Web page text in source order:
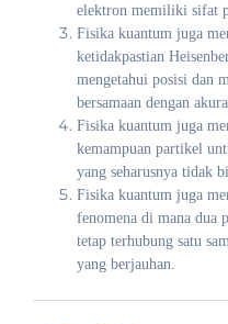
elektron memiliki sifat
Fisika kuantum juga
ketidakpastian
mengetahui posisi dan
bersamaan dengan
Fisika kuantum juga
kemampuan partikel
yang seharusnya tidak
Fisika kuantum juga
fenomena di mana dua
tetap terhubung satu
yang berjauhan.